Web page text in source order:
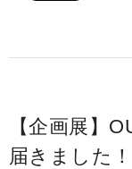
【企画展】
届きました